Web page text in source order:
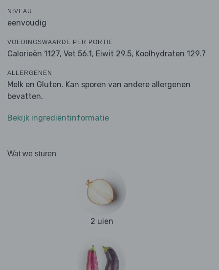
NIVEAU
eenvoudig
VOEDINGSWAARDE PER PORTIE
Calorieën 1127, Vet 56.1, Eiwit 29.5, Koolhydraten 129.7
ALLERGENEN
Melk en Gluten. Kan sporen van andere allergenen
bevatten.
Bekijk ingrediëntinformatie
Wat we sturen
2 uien